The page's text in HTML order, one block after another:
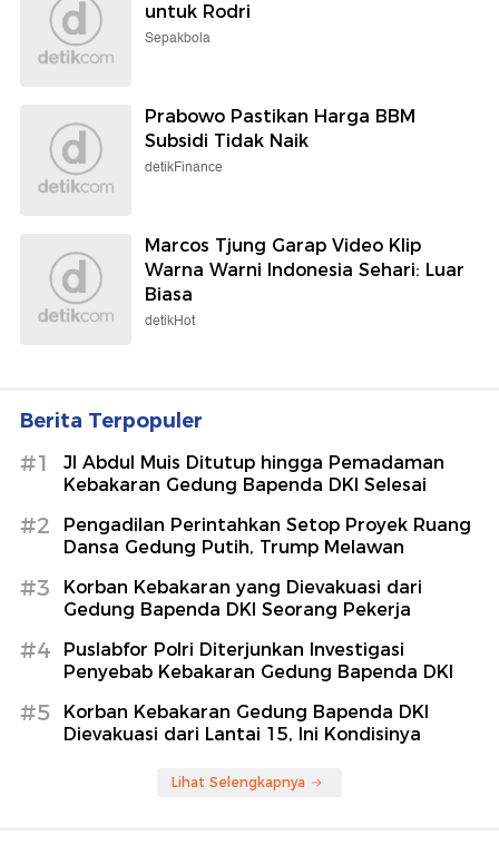
untuk Rodri
Sepakbola
Prabowo Pastikan Harga BBM
Subsidi Tidak Naik
detikFinance
Marcos Tjung Garap Video Klip
Warna Warni Indonesia Sehari: Luar
Biasa
detikHot
Berita Terpopuler
#1
Jl Abdul Muis Ditutup hingga Pemadaman
Kebakaran Gedung Bapenda DKI Selesai
#2
Pengadilan Perintahkan Setop Proyek Ruang
Dansa Gedung Putih, Trump Melawan
#3
Korban Kebakaran yang Dievakuasi dari
Gedung Bapenda DKI Seorang Pekerja
#4
Puslabfor Polri Diterjunkan Investigasi
Penyebab Kebakaran Gedung Bapenda DKI
#5
Korban Kebakaran Gedung Bapenda DKI
Dievakuasi dari Lantai 15, Ini Kondisinya
Lihat Selengkapnya